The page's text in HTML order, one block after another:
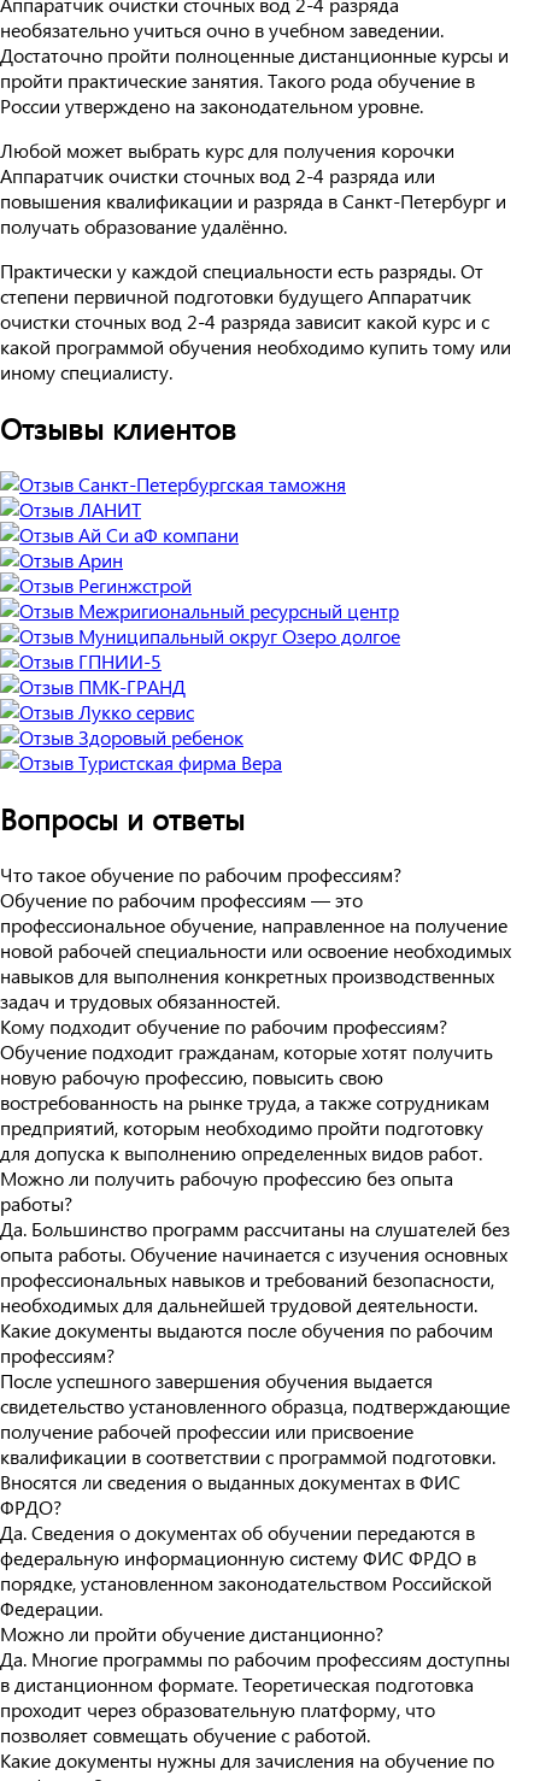
необязательно учиться очно в учебном заведении.
Достаточно пройти полноценные дистанционные курсы и
пройти практические занятия. Такого рода обучение в
России утверждено на законодательном уровне.
Любой может выбрать курс для получения корочки
Аппаратчик очистки сточных вод 2-4 разряда или
повышения квалификации и разряда в Санкт-Петербург и
получать образование удалённо.
Практически у каждой специальности есть разряды. От
степени первичной подготовки будущего Аппаратчик
очистки сточных вод 2-4 разряда зависит какой курс и с
какой программой обучения необходимо купить тому или
иному специалисту.
Отзывы клиентов
Вопросы и ответы
Что такое обучение по рабочим профессиям?
Обучение по рабочим профессиям — это
профессиональное обучение, направленное на получение
новой рабочей специальности или освоение необходимых
навыков для выполнения конкретных производственных
задач и трудовых обязанностей.
Кому подходит обучение по рабочим профессиям?
Обучение подходит гражданам, которые хотят получить
новую рабочую профессию, повысить свою
востребованность на рынке труда, а также сотрудникам
предприятий, которым необходимо пройти подготовку
для допуска к выполнению определенных видов работ.
Можно ли получить рабочую профессию без опыта
работы?
Да. Большинство программ рассчитаны на слушателей без
опыта работы. Обучение начинается с изучения основных
профессиональных навыков и требований безопасности,
необходимых для дальнейшей трудовой деятельности.
Какие документы выдаются после обучения по рабочим
профессиям?
После успешного завершения обучения выдается
свидетельство установленного образца, подтверждающие
получение рабочей профессии или присвоение
квалификации в соответствии с программой подготовки.
Вносятся ли сведения о выданных документах в ФИС
ФРДО?
Да. Сведения о документах об обучении передаются в
федеральную информационную систему ФИС ФРДО в
порядке, установленном законодательством Российской
Федерации.
Можно ли пройти обучение дистанционно?
Да. Многие программы по рабочим профессиям доступны
в дистанционном формате. Теоретическая подготовка
проходит через образовательную платформу, что
позволяет совмещать обучение с работой.
Какие документы нужны для зачисления на обучение по